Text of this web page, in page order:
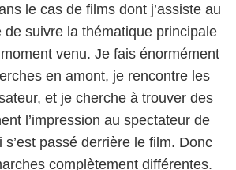
le cas de films dont j’assiste au
de suivre la thématique principale
venu. Je fais énormément
en amont, je rencontre les
et je cherche à trouver des
l’impression au spectateur de
passé derrière le film. Donc
complètement différentes.